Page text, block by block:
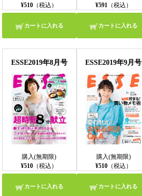
¥510 （税込）
カートに入れる
¥591（税込）
カートに入れる
ESSE2019年8月号
購入(無期限)
¥510 （税込）
カートに入れる
ESSE2019年9月号
購入(無期限)
¥510（税込）
カートに入れる